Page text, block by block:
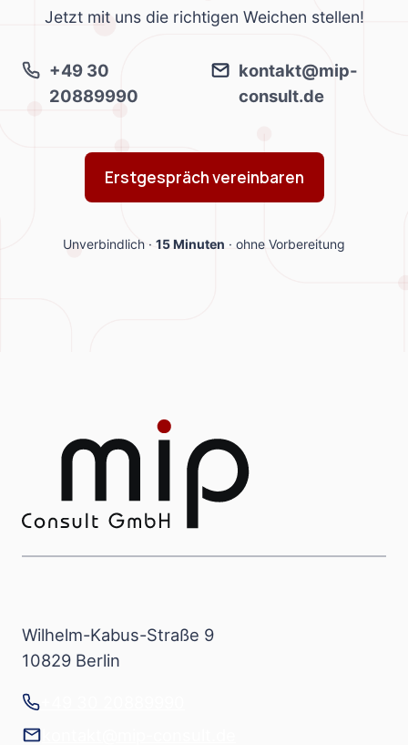
Jetzt mit uns die richtigen Weichen stellen!
+49 30
20889990
kontakt@mip-
consult.de
Erstgespräch vereinbaren
Unverbindlich · 15 Minuten · ohne Vorbereitung
Wilhelm-Kabus-Straße 9
10829 Berlin